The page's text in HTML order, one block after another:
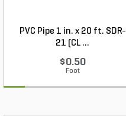
PVC Pipe 1 in. x 20 ft. SDR-
21 (CL ...
$0.50
Foot